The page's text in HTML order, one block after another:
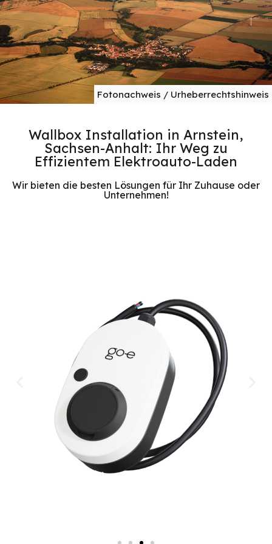
Fotonachweis / Urheberrechtshinweis
Wallbox Installation in Arnstein,
Sachsen-Anhalt: Ihr Weg zu
Effizientem Elektroauto-Laden
Wir bieten die besten Lösungen für Ihr Zuhause oder
Unternehmen!